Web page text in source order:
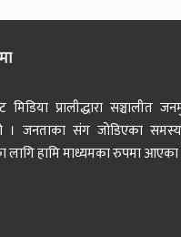
मिडिया प्रालीद्धारा सञ्चालीत
। जनताका संग जोडिएका
लागि हामि माध्यमका रुपमा आएका